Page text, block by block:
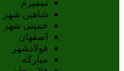
سمیرم
شاهین شهر
خمینی شهر
اصفهان
فولادشهر
مبارکه